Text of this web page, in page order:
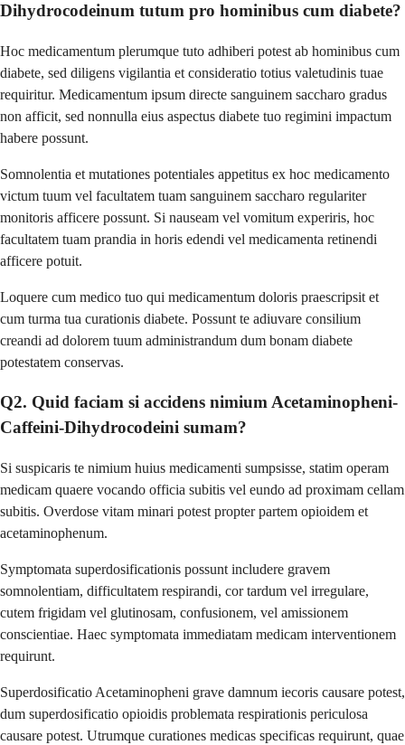
Dihydrocodeinum tutum pro hominibus cum diabete?
Hoc medicamentum plerumque tuto adhiberi potest ab hominibus cum
diabete, sed diligens vigilantia et consideratio totius valetudinis tuae
requiritur. Medicamentum ipsum directe sanguinem saccharo gradus
non afficit, sed nonnulla eius aspectus diabete tuo regimini impactum
habere possunt.
Somnolentia et mutationes potentiales appetitus ex hoc medicamento
victum tuum vel facultatem tuam sanguinem saccharo regulariter
monitoris afficere possunt. Si nauseam vel vomitum experiris, hoc
facultatem tuam prandia in horis edendi vel medicamenta retinendi
afficere potuit.
Loquere cum medico tuo qui medicamentum doloris praescripsit et
cum turma tua curationis diabete. Possunt te adiuvare consilium
creandi ad dolorem tuum administrandum dum bonam diabete
potestatem conservas.
Q2. Quid faciam si accidens nimium Acetaminopheni-
Caffeini-Dihydrocodeini sumam?
Si suspicaris te nimium huius medicamenti sumpsisse, statim operam
medicam quaere vocando officia subitis vel eundo ad proximam cellam
subitis. Overdose vitam minari potest propter partem opioidem et
acetaminophenum.
Symptomata superdosificationis possunt includere gravem
somnolentiam, difficultatem respirandi, cor tardum vel irregulare,
cutem frigidam vel glutinosam, confusionem, vel amissionem
conscientiae. Haec symptomata immediatam medicam interventionem
requirunt.
Superdosificatio Acetaminopheni grave damnum iecoris causare potest,
dum superdosificatio opioidis problemata respirationis periculosa
causare potest. Utrumque curationes medicas specificas requirunt, quae